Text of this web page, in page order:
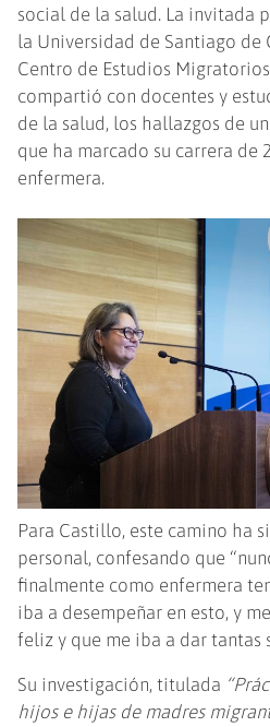
social de la salud. La invitada
la Universidad de Santiago
Centro de Estudios
compartió con docentes y
de la salud, los hallazgos de
que ha marcado su carrera de
enfermera.
Para Castillo, este camino ha
personal, confesando que
finalmente como enfermera
iba a desempeñar en esto, y
feliz y que me iba a dar tantas
Su investigación, titulada
hijos e hijas de madres